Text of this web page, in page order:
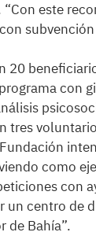
este
20
con
tres
como
con
un centro de
de Bahía”.